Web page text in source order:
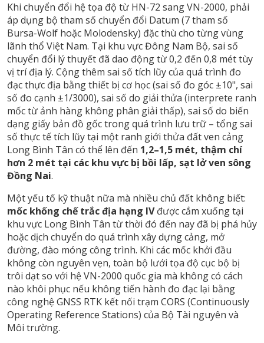
Khi chuyển đổi hệ tọa độ từ HN-72 sang VN-2000, phải
áp dụng bộ tham số chuyển đổi Datum (7 tham số
Bursa-Wolf hoặc Molodensky) đặc thù cho từng vùng
lãnh thổ Việt Nam. Tại khu vực Đông Nam Bộ, sai số
chuyển đổi lý thuyết đã dao động từ 0,2 đến 0,8 mét tùy
vị trí địa lý. Cộng thêm sai số tích lũy của quá trình đo
đạc thực địa bằng thiết bị cơ học (sai số đo góc ±10", sai
số đo cạnh ±1/3000), sai số do giải thửa (interprete ranh
mốc từ ảnh hàng không phân giải thấp), sai số do biến
dạng giấy bản đồ gốc trong quá trình lưu trữ – tổng sai
số thực tế tích lũy tại một ranh giới thửa đất ven cảng
Long Bình Tân có thể lên đến 1,2–1,5 mét, thậm chí
hơn 2 mét tại các khu vực bị bồi lấp, sạt lở ven sông
Đồng Nai.
Một yếu tố kỹ thuật nữa mà nhiều chủ đất không biết:
mốc khống chế trắc địa hạng IVđược cắm xuống tại
khu vực Long Bình Tân từ thời đó đến nay đã bị phá hủy
hoặc dịch chuyển do quá trình xây dựng cảng, mở
đường, đào móng công trình. Khi các mốc khởi đầu
không còn nguyên vẹn, toàn bộ lưới tọa độ cục bộ bị
trôi dạt so với hệ VN-2000 quốc gia mà không có cách
nào khôi phục nếu không tiến hành đo đạc lại bằng
công nghệ GNSS RTK kết nối trạm CORS (Continuously
Operating Reference Stations) của Bộ Tài nguyên và
Môi trường.